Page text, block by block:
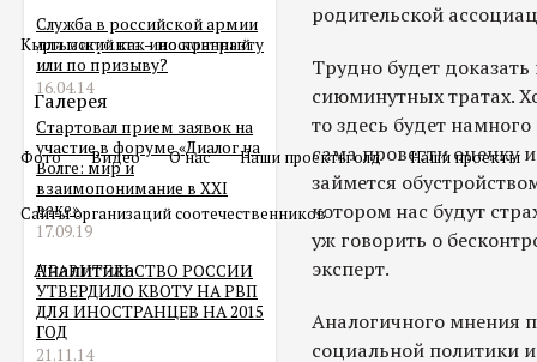
Кыргызский как иностранный
Галерея
Фото Видео О нас Наши проекты олд Наши проекты
Сайты организаций соотечественников
Аналитика
Служба в российской армии
для мигранта – по контракту
или по призыву?
16.04.14
Стартовал прием заявок на
участие в форуме «Диалог на
Волге: мир и
взаимопонимание в XXI
веке»
17.09.19
ПРАВИТЕЛЬСТВО РОССИИ
УТВЕРДИЛО КВОТУ НА РВП
ДЛЯ ИНОСТРАНЦЕВ НА 2015
ГОД
21.11.14
родительской
Трудно будет
сиюминутных тратах.
то здесь будет
сама провести оценку
займется
котором нас будут
уж говорить о
эксперт.
Аналогичного мнения
социальной политики